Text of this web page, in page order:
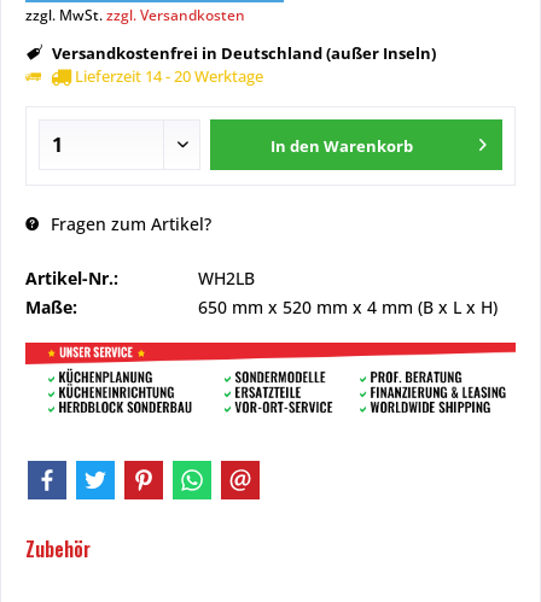
zzgl. MwSt.zzgl. Versandkosten
Versandkostenfrei in Deutschland (außer Inseln)
Lieferzeit 14 - 20 Werktage
In den Warenkorb
Fragen zum Artikel?
Artikel-Nr.:
WH2LB
Maße:
650 mm x 520 mm x 4 mm (B x L x H)
Zubehör